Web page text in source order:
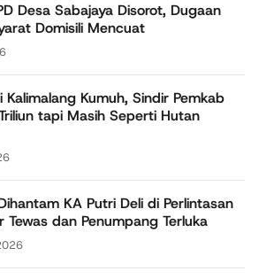
Desa Sabajaya Disorot, Dugaan
Domisili Mencuat
Kalimalang Kumuh, Sindir Pemkab
tapi Masih Seperti Hutan
KA Putri Deli di Perlintasan
Tewas dan Penumpang Terluka